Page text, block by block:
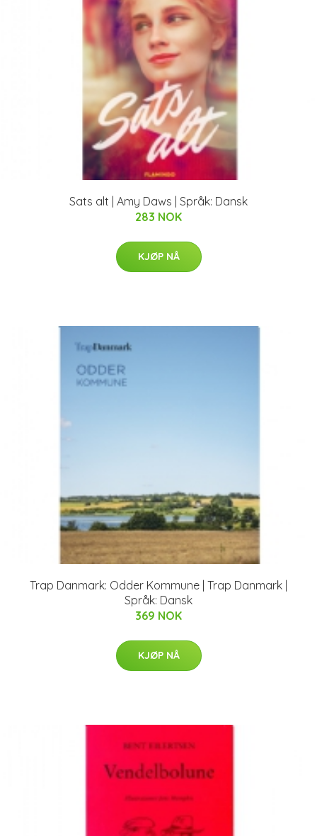
Sats alt | Amy Daws | Språk: Dansk
283 NOK
KJØP NÅ
Trap Danmark: Odder Kommune | Trap Danmark |
Språk: Dansk
369 NOK
KJØP NÅ